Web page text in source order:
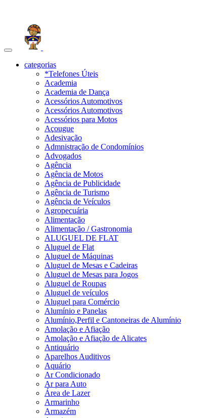
Toggle
navigationcategorias
*Telefones Úteis
Academia
Academia de Dança
Acessórios Automotivos
Acessórios Automotivos
Acessórios para Motos
Açougue
Adesivação
Admnistração de Condomínios
Advogados
Agência
Agência de Motos
Agência de Publicidade
Agência de Turismo
Agência de Veículos
Agropecuária
Alimentação
Alimentação / Gastronomia
ALUGUEL DE FLAT
Aluguel de Flat
Aluguel de Máquinas
Aluguel de Mesas e Cadeiras
Aluguel de Mesas para Jogos
Aluguel de Roupas
Aluguel de veículos
Aluguel para Comércio
Alumínio e Panelas
Alumínio,Perfil e Cantoneiras de Alumínio
Amolação e Afiação
Amolação e Afiação de Alicates
Antiquário
Aparelhos Auditivos
Aquário
Ar Condicionado
Ar para Auto
Área de Lazer
Armarinho
Armazém